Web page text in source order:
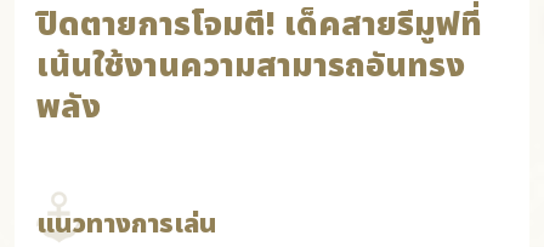
ปิดตายการโจมตี! เด็คสายรีมูฟที่
เน้นใช้งานความสามารถอันทรง
พลัง
แนวทางการเล่น